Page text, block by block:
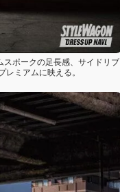
スポークの足長感、サイドリブ
ミアムに映える。